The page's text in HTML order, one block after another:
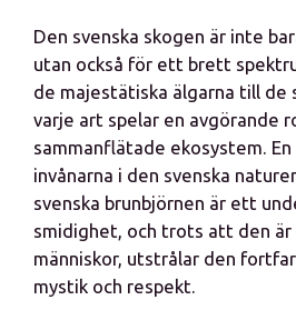
Den svenska skogen är inte
utan också för ett brett
de majestätiska älgarna till de
varje art spelar en avgörande
sammanflätade ekosystem.
invånarna i den svenska
svenska brunbjörnen är ett
smidighet, och trots att den är
människor, utstrålar den
mystik och respekt.